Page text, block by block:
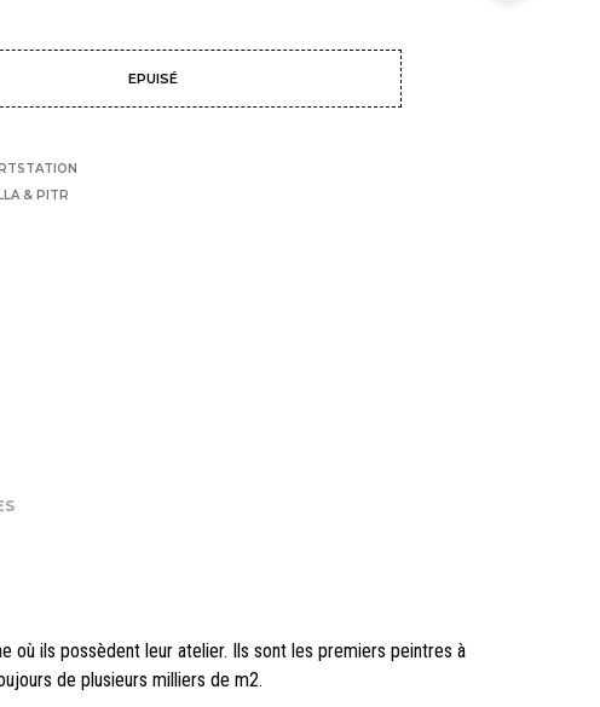
I
EPUISÉ
& PITR
où ils possèdent leur atelier. Ils sont les premiers peintres à
de plusieurs milliers de m2.